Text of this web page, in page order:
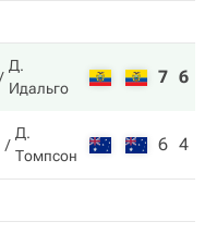
Д.
Идальго
7 6
Д.
Томпсон
6 4